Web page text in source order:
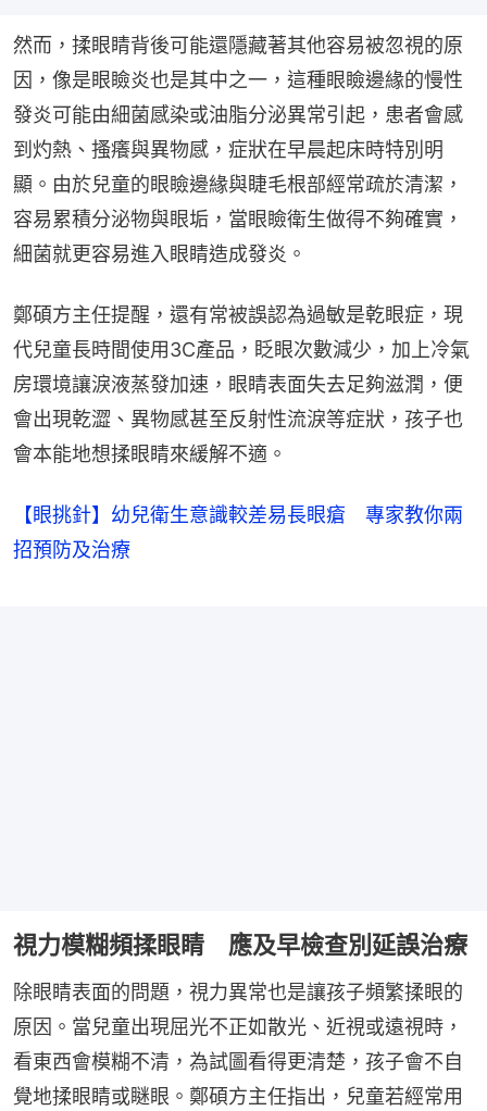
然而，揉眼睛背後可能還隱藏著其他容易被忽視的原
因，像是眼瞼炎也是其中之一，這種眼瞼邊緣的慢性
發炎可能由細菌感染或油脂分泌異常引起，患者會感
到灼熱、搔癢與異物感，症狀在早晨起床時特別明
顯。由於兒童的眼瞼邊緣與睫毛根部經常疏於清潔，
容易累積分泌物與眼垢，當眼瞼衛生做得不夠確實，
細菌就更容易進入眼睛造成發炎。
鄭碩方主任提醒，還有常被誤認為過敏是乾眼症，現
代兒童長時間使用3C產品，眨眼次數減少，加上冷氣
房環境讓淚液蒸發加速，眼睛表面失去足夠滋潤，便
會出現乾澀、異物感甚至反射性流淚等症狀，孩子也
會本能地想揉眼睛來緩解不適。
【眼挑針】幼兒衛生意識較差易長眼瘡 專家教你兩
招預防及治療
視力模糊頻揉眼睛 應及早檢查別延誤治療
除眼睛表面的問題，視力異常也是讓孩子頻繁揉眼的
原因。當兒童出現屈光不正如散光、近視或遠視時，
看東西會模糊不清，為試圖看得更清楚，孩子會不自
覺地揉眼睛或瞇眼。鄭碩方主任指出，兒童若經常用